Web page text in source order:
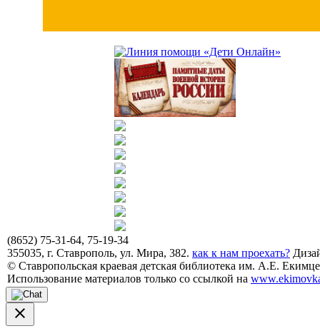
(8652) 75-31-64, 75-19-34
355035, г. Ставрополь, ул. Мира, 382. как к нам проехать?
© Ставропольская краевая детская библиотека им. А.Е.
Использование материалов только со ссылкой на
close